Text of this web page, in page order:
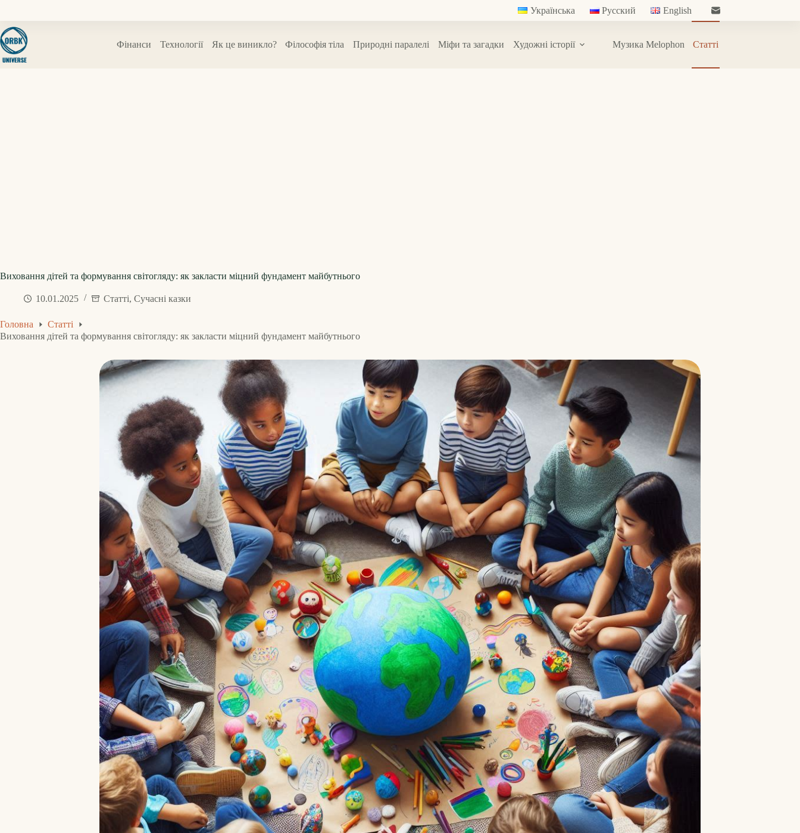
вмісту
Українська Русский English
Фінанси Технології Як це виникло? Філософія тіла Природні паралелі Міфи та загадки Художні історії Музика Melophon Статті
Виховання дітей та формування світогляду: як закласти міцний фундамент майбутнього
10.01.2025 Статті, Сучасні казки
Головна
Статті
Виховання дітей та формування світогляду: як закласти міцний фундамент майбутнього